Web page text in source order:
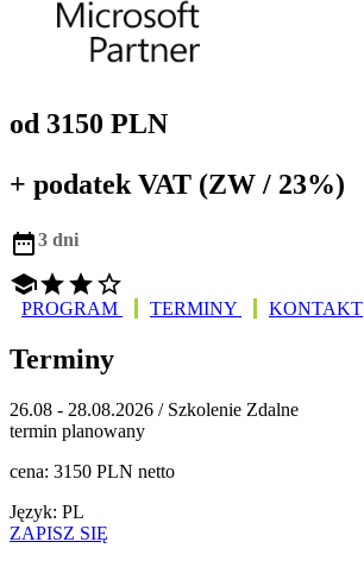
od 3150 PLN
+ podatek VAT (ZW / 23%)
3 dni

PROGRAM TERMINY KONTAKT
Terminy
26.08 - 28.08.2026 / Szkolenie Zdalne
termin planowany
cena: 3150 PLN netto
Język: PL
ZAPISZ SIĘ